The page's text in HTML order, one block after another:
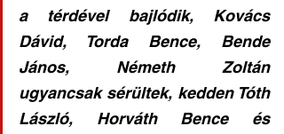
a térdével bajlódik, Kovács
Dávid, Torda Bence, Bende
János, Németh Zoltán
ugyancsak sérültek, kedden Tóth
László, Horváth Bence és